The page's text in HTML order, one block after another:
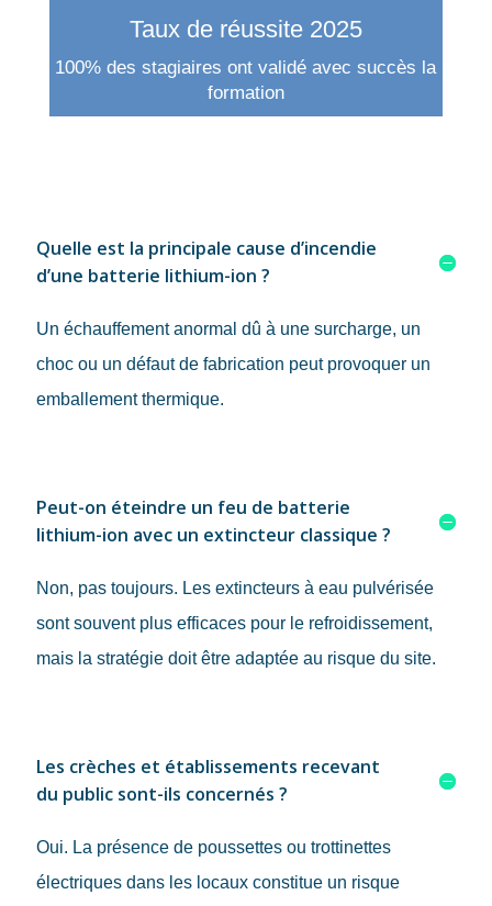
Taux de réussite 2025
100% des stagiaires ont validé avec succès la
formation
Quelle est la principale cause d’incendie
d’une batterie lithium-ion ?
Un échauffement anormal dû à une surcharge, un
choc ou un défaut de fabrication peut provoquer un
emballement thermique.
Peut-on éteindre un feu de batterie
lithium-ion avec un extincteur classique ?
Non, pas toujours. Les extincteurs à eau pulvérisée
sont souvent plus efficaces pour le refroidissement,
mais la stratégie doit être adaptée au risque du site.
Les crèches et établissements recevant
du public sont-ils concernés ?
Oui. La présence de poussettes ou trottinettes
électriques dans les locaux constitue un risque